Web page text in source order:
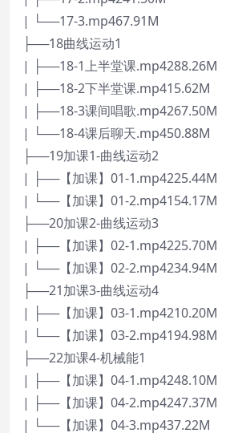
| └──17-3.mp467.91M
├──18曲线运动1
| ├──18-1上半堂课.mp4288.26M
| ├──18-2下半堂课.mp415.62M
| ├──18-3课间唱歌.mp4267.50M
| └──18-4课后聊天.mp450.88M
├──19加课1-曲线运动2
| ├──【加课】01-1.mp4225.44M
| └──【加课】01-2.mp4154.17M
├──20加课2-曲线运动3
| ├──【加课】02-1.mp4225.70M
| └──【加课】02-2.mp4234.94M
├──21加课3-曲线运动4
| ├──【加课】03-1.mp4210.20M
| └──【加课】03-2.mp4194.98M
├──22加课4-机械能1
| ├──【加课】04-1.mp4248.10M
| ├──【加课】04-2.mp4247.37M
| └──【加课】04-3.mp437.22M